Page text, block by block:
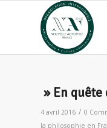
» En
4 avril 2016 / 0
la philosophie en